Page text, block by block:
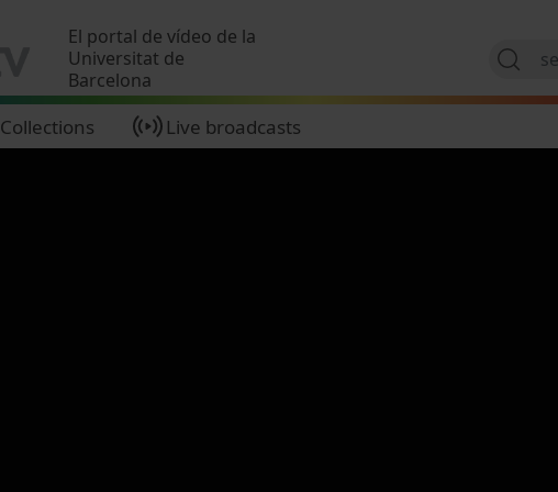
El portal de vídeo de la
Universitat de
Barcelona
Collections Live broadcasts